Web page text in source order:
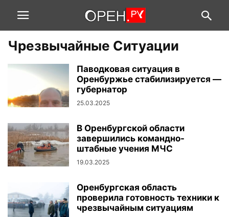
Чрезвычайные Ситуации
Паводковая ситуация в
Оренбуржье стабилизируется —
губернатор
25.03.2025
В Оренбургской области
завершились командно-
штабные учения МЧС
19.03.2025
Оренбургская область
проверила готовность техники к
чрезвычайным ситуациям